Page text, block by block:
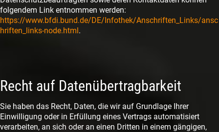
folgendem Link entnommen werden:
https://www.bfdi.bund.de/DE/Infothek/Anschriften_Links/ansc
hriften_links-node.html.
Recht auf Datenübertragbarkeit
Sie haben das Recht, Daten, die wir auf Grundlage Ihrer
Einwilligung oder in Erfüllung eines Vertrags automatisiert
verarbeiten, an sich oder an einen Dritten in einem gängigen,